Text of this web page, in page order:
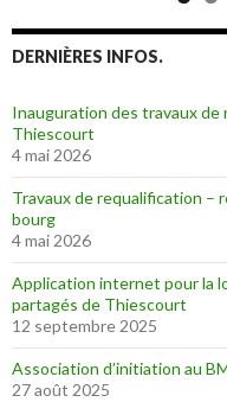
DERNIÈRES INFOS.
Inauguration des travaux
Thiescourt
4 mai 2026
Travaux de requalification –
bourg
4 mai 2026
Application internet pour la
partagés de Thiescourt
12 septembre 2025
Association d’initiation au
27 août 2025